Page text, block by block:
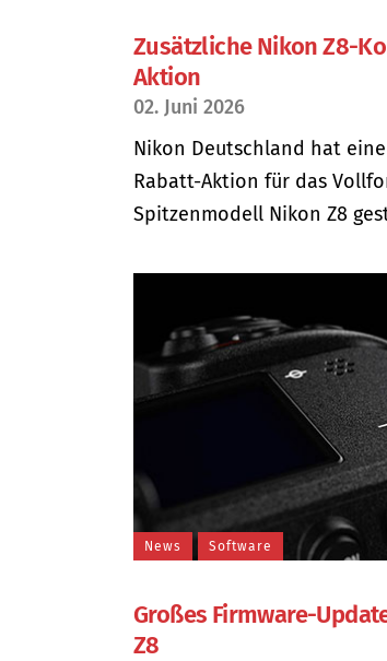
Zusätzliche Nikon Z8-
Aktion
02. Juni 2026
Nikon Deutschland hat
Rabatt-Aktion für das
Spitzenmodell Nikon Z8
News Software
Großes Firmware-
Z8